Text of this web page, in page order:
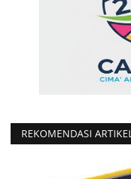
REKOMENDASI ARTIKEL